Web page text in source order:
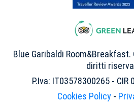
Blue Garibaldi
diritti
P.Iva: IT03578300265 - CIR
Cookies Policy -